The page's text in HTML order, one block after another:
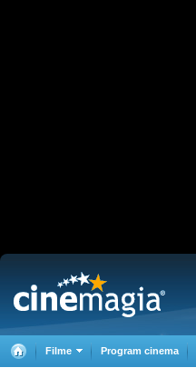
Filme Program cinema